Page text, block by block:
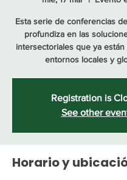
Esta serie de conferencias
profundiza en las
intersectoriales que ya
Registration is
See other
Horario y